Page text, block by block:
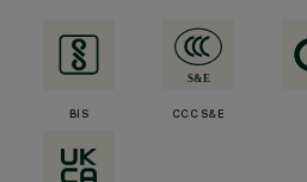
BIS CCC S&E